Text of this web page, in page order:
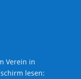
Verein in
lesen: